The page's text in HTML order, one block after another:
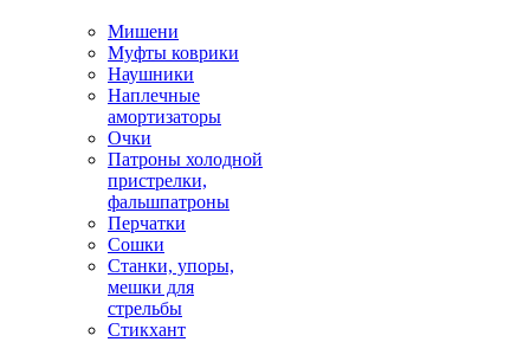
Мишени
Муфты коврики
Наушники
Наплечные
амортизаторы
Очки
Патроны холодной
пристрелки,
фальшпатроны
Перчатки
Сошки
Станки, упоры,
мешки для
стрельбы
Стикхант